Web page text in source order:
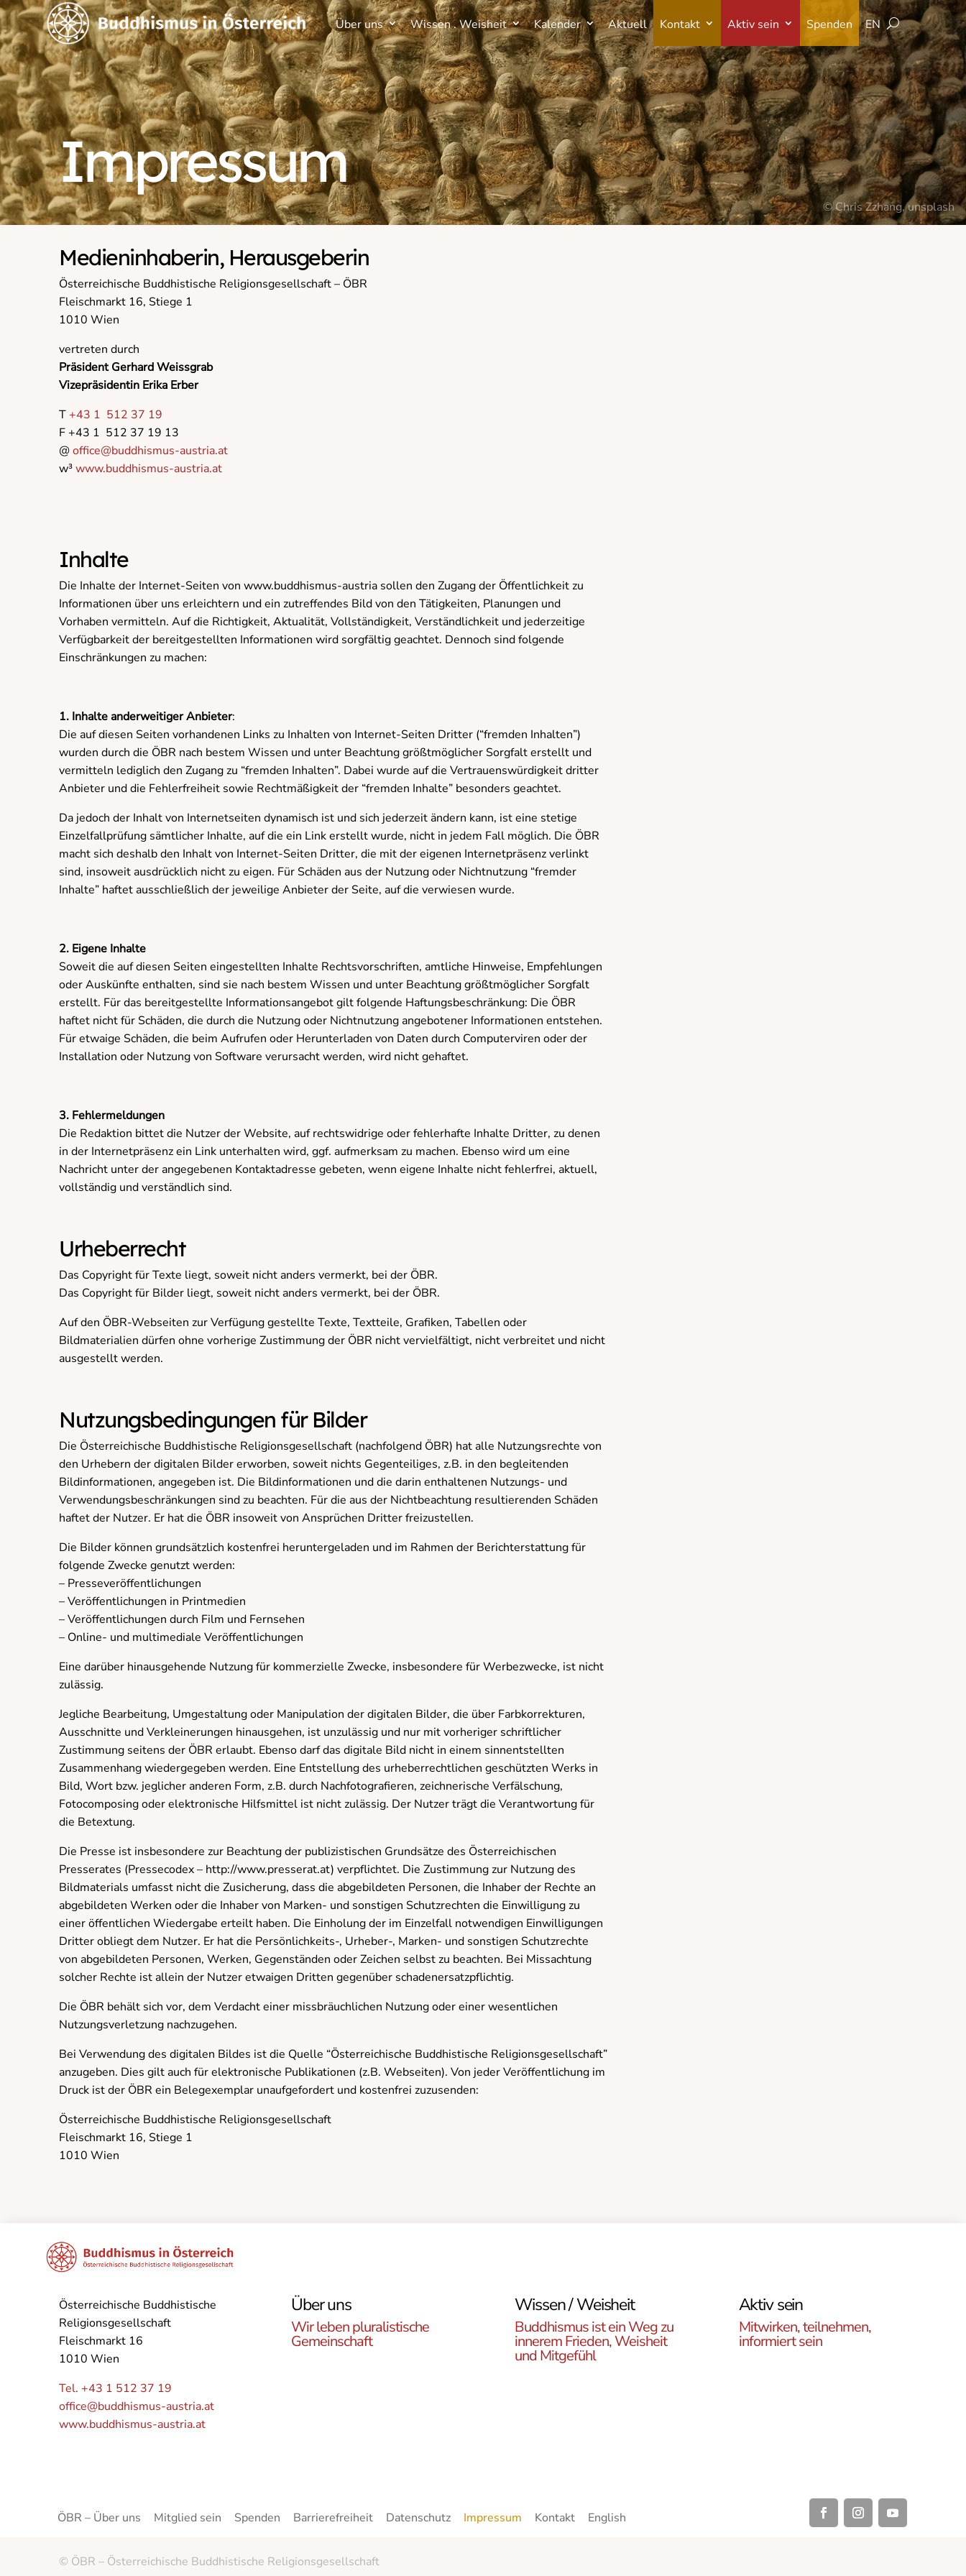
Über uns Wissen . Weisheit Kalender Aktuell Kontakt Aktiv sein Spenden EN
Über uns Wissen . Weisheit Kalender Aktuell Kontakt Aktiv sein Spenden EN
Impressum
© Chris Zzhang, unsplash
Medieninhaberin, Herausgeberin
Österreichische Buddhistische Religionsgesellschaft – ÖBR
Fleischmarkt 16, Stiege 1
1010 Wien
vertreten durch
Präsident Gerhard Weissgrab
Vizepräsidentin Erika Erber
T +43 1 512 37 19
F +43 1 512 37 19 13
@office@buddhismus-austria.at
w³www.buddhismus-austria.at
Inhalte
Die Inhalte der Internet-Seiten von www.buddhismus-austria sollen den Zugang der Öffentlichkeit zu
Informationen über uns erleichtern und ein zutreffendes Bild von den Tätigkeiten, Planungen und
Vorhaben vermitteln. Auf die Richtigkeit, Aktualität, Vollständigkeit, Verständlichkeit und jederzeitige
Verfügbarkeit der bereitgestellten Informationen wird sorgfältig geachtet. Dennoch sind folgende
Einschränkungen zu machen:
1. Inhalte anderweitiger Anbieter:
Die auf diesen Seiten vorhandenen Links zu Inhalten von Internet-Seiten Dritter (“fremden Inhalten”)
wurden durch die ÖBR nach bestem Wissen und unter Beachtung größtmöglicher Sorgfalt erstellt und
vermitteln lediglich den Zugang zu “fremden Inhalten”. Dabei wurde auf die Vertrauenswürdigkeit dritter
Anbieter und die Fehlerfreiheit sowie Rechtmäßigkeit der “fremden Inhalte” besonders geachtet.
Da jedoch der Inhalt von Internetseiten dynamisch ist und sich jederzeit ändern kann, ist eine stetige
Einzelfallprüfung sämtlicher Inhalte, auf die ein Link erstellt wurde, nicht in jedem Fall möglich. Die ÖBR
macht sich deshalb den Inhalt von Internet-Seiten Dritter, die mit der eigenen Internetpräsenz verlinkt
sind, insoweit ausdrücklich nicht zu eigen. Für Schäden aus der Nutzung oder Nichtnutzung “fremder
Inhalte” haftet ausschließlich der jeweilige Anbieter der Seite, auf die verwiesen wurde.
2. Eigene Inhalte
Soweit die auf diesen Seiten eingestellten Inhalte Rechtsvorschriften, amtliche Hinweise, Empfehlungen
oder Auskünfte enthalten, sind sie nach bestem Wissen und unter Beachtung größtmöglicher Sorgfalt
erstellt. Für das bereitgestellte Informationsangebot gilt folgende Haftungsbeschränkung: Die ÖBR
haftet nicht für Schäden, die durch die Nutzung oder Nichtnutzung angebotener Informationen entstehen.
Für etwaige Schäden, die beim Aufrufen oder Herunterladen von Daten durch Computerviren oder der
Installation oder Nutzung von Software verursacht werden, wird nicht gehaftet.
3. Fehlermeldungen
Die Redaktion bittet die Nutzer der Website, auf rechtswidrige oder fehlerhafte Inhalte Dritter, zu denen
in der Internetpräsenz ein Link unterhalten wird, ggf. aufmerksam zu machen. Ebenso wird um eine
Nachricht unter der angegebenen Kontaktadresse gebeten, wenn eigene Inhalte nicht fehlerfrei, aktuell,
vollständig und verständlich sind.
Urheberrecht
Das Copyright für Texte liegt, soweit nicht anders vermerkt, bei der ÖBR.
Das Copyright für Bilder liegt, soweit nicht anders vermerkt, bei der ÖBR.
Auf den ÖBR-Webseiten zur Verfügung gestellte Texte, Textteile, Grafiken, Tabellen oder
Bildmaterialien dürfen ohne vorherige Zustimmung der ÖBR nicht vervielfältigt, nicht verbreitet und nicht
ausgestellt werden.
Nutzungsbedingungen für Bilder
Die Österreichische Buddhistische Religionsgesellschaft (nachfolgend ÖBR) hat alle Nutzungsrechte von
den Urhebern der digitalen Bilder erworben, soweit nichts Gegenteiliges, z.B. in den begleitenden
Bildinformationen, angegeben ist. Die Bildinformationen und die darin enthaltenen Nutzungs- und
Verwendungsbeschränkungen sind zu beachten. Für die aus der Nichtbeachtung resultierenden Schäden
haftet der Nutzer. Er hat die ÖBR insoweit von Ansprüchen Dritter freizustellen.
Die Bilder können grundsätzlich kostenfrei heruntergeladen und im Rahmen der Berichterstattung für
folgende Zwecke genutzt werden:
– Presseveröffentlichungen
– Veröffentlichungen in Printmedien
– Veröffentlichungen durch Film und Fernsehen
– Online- und multimediale Veröffentlichungen
Eine darüber hinausgehende Nutzung für kommerzielle Zwecke, insbesondere für Werbezwecke, ist nicht
zulässig.
Jegliche Bearbeitung, Umgestaltung oder Manipulation der digitalen Bilder, die über Farbkorrekturen,
Ausschnitte und Verkleinerungen hinausgehen, ist unzulässig und nur mit vorheriger schriftlicher
Zustimmung seitens der ÖBR erlaubt. Ebenso darf das digitale Bild nicht in einem sinnentstellten
Zusammenhang wiedergegeben werden. Eine Entstellung des urheberrechtlichen geschützten Werks in
Bild, Wort bzw. jeglicher anderen Form, z.B. durch Nachfotografieren, zeichnerische Verfälschung,
Fotocomposing oder elektronische Hilfsmittel ist nicht zulässig. Der Nutzer trägt die Verantwortung für
die Betextung.
Die Presse ist insbesondere zur Beachtung der publizistischen Grundsätze des Österreichischen
Presserates (Pressecodex – http://www.presserat.at) verpflichtet. Die Zustimmung zur Nutzung des
Bildmaterials umfasst nicht die Zusicherung, dass die abgebildeten Personen, die Inhaber der Rechte an
abgebildeten Werken oder die Inhaber von Marken- und sonstigen Schutzrechten die Einwilligung zu
einer öffentlichen Wiedergabe erteilt haben. Die Einholung der im Einzelfall notwendigen Einwilligungen
Dritter obliegt dem Nutzer. Er hat die Persönlichkeits-, Urheber-, Marken- und sonstigen Schutzrechte
von abgebildeten Personen, Werken, Gegenständen oder Zeichen selbst zu beachten. Bei Missachtung
solcher Rechte ist allein der Nutzer etwaigen Dritten gegenüber schadenersatzpflichtig.
Die ÖBR behält sich vor, dem Verdacht einer missbräuchlichen Nutzung oder einer wesentlichen
Nutzungsverletzung nachzugehen.
Bei Verwendung des digitalen Bildes ist die Quelle “Österreichische Buddhistische Religionsgesellschaft”
anzugeben. Dies gilt auch für elektronische Publikationen (z.B. Webseiten). Von jeder Veröffentlichung im
Druck ist der ÖBR ein Belegexemplar unaufgefordert und kostenfrei zuzusenden:
Österreichische Buddhistische Religionsgesellschaft
Fleischmarkt 16, Stiege 1
1010 Wien
Österreichische Buddhistische
Religionsgesellschaft
Fleischmarkt 16
1010 Wien
Tel. +43 1 512 37 19
office@buddhismus-austria.at
www.buddhismus-austria.at
Über uns
Wir leben pluralistische
Gemeinschaft
Wissen / Weisheit
Buddhismus ist ein Weg zu
innerem Frieden, Weisheit
und Mitgefühl
Aktiv sein
Mitwirken, teilnehmen,
informiert sein
ÖBR – Über uns Mitglied sein Spenden Barrierefreiheit Datenschutz Impressum Kontakt English
© ÖBR – Österreichische Buddhistische Religionsgesellschaft